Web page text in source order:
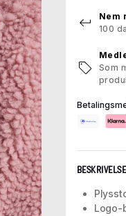
Nem
100
Som
BESKRIVELSE
Logo-